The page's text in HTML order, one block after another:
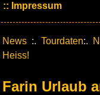
Impressum
News :.Tourdaten:.
Heiss!
Farin Urlaub